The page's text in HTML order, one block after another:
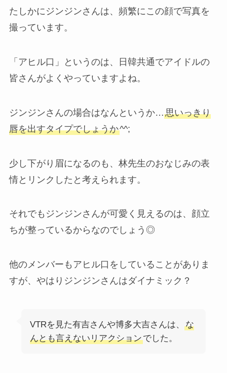
たしかにジンジンさんは、頻繁にこの顔で写真を
撮っています。
「アヒル口」というのは、日韓共通でアイドルの
皆さんがよくやっていますよね。
ジンジンさんの場合はなんというか…思いっきり
唇を出すタイプでしょうか^^;
少し下がり眉になるのも、林先生のおなじみの表
情とリンクしたと考えられます。
それでもジンジンさんが可愛く見えるのは、顔立
ちが整っているからなのでしょう◎
他のメンバーもアヒル口をしていることがありま
すが、やはりジンジンさんはダイナミック？
VTRを見た有吉さんや博多大吉さんは、
な
んとも言えないリアクションでした。